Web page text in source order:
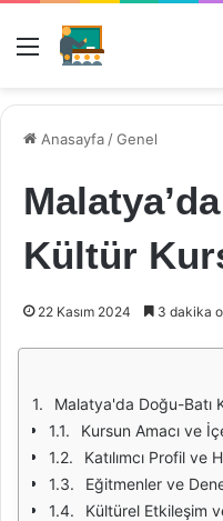
Menü
Anasayfa /Genel
Kültür
22 Kasım 2024 3 dakika
Malatya'da Doğu-Batı Kültür
Kursun Amacı ve
Katılımcı Profil ve
Eğitmenler ve
Kültürel Etkileşim